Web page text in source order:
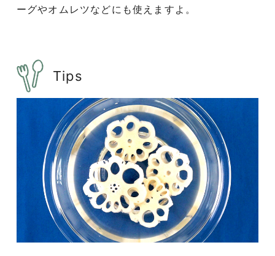
ーグやオムレツなどにも使えますよ。
Tips